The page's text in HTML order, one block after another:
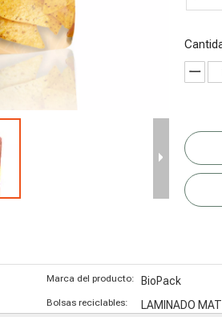
digital
Envasado de
s
Marca del producto: BioPack
Bolsas reciclables: LAMINADO